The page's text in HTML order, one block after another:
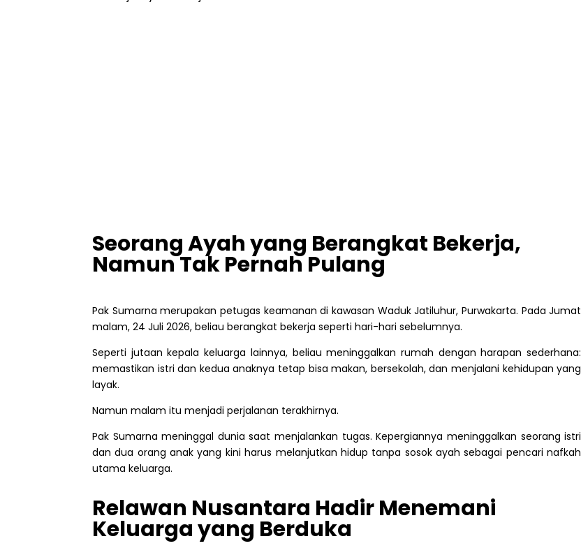
Seorang Ayah yang Berangkat Bekerja,
Namun Tak Pernah Pulang
Pak Sumarna merupakan petugas keamanan di kawasan Waduk Jatiluhur, Purwakarta. Pada Jumat
malam, 24 Juli 2026, beliau berangkat bekerja seperti hari-hari sebelumnya.
Seperti jutaan kepala keluarga lainnya, beliau meninggalkan rumah dengan harapan sederhana:
memastikan istri dan kedua anaknya tetap bisa makan, bersekolah, dan menjalani kehidupan yang
layak.
Namun malam itu menjadi perjalanan terakhirnya.
Pak Sumarna meninggal dunia saat menjalankan tugas. Kepergiannya meninggalkan seorang istri
dan dua orang anak yang kini harus melanjutkan hidup tanpa sosok ayah sebagai pencari nafkah
utama keluarga.
Relawan Nusantara Hadir Menemani
Keluarga yang Berduka